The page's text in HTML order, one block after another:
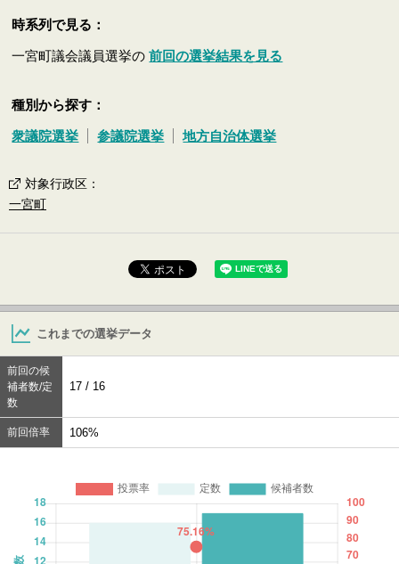
時系列で見る：
一宮町議会議員選挙の前回の選挙結果を見る
種別から探す：
衆議院選挙 参議院選挙 地方自治体選挙
対象行政区 ：
一宮町
これまでの選挙データ
前回の候
補者数/定
数
17 / 16
前回倍率 106%